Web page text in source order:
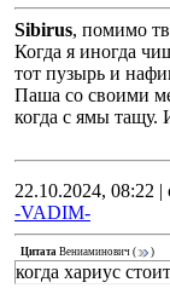
Sibirus, помимо
Когда я иногда
тот пузырь и
Паша со своими
когда с ямы
22.10.2024, 08:22
-VADIM-
Цитата Вениаминович ( )
когда хариус